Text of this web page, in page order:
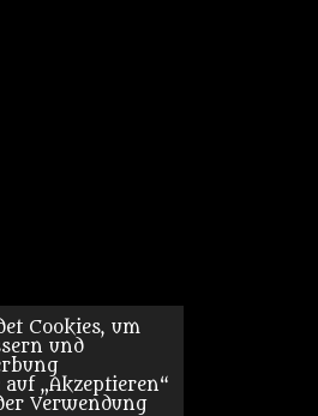
Cookies, um
und
„Akzeptieren“
Verwendung